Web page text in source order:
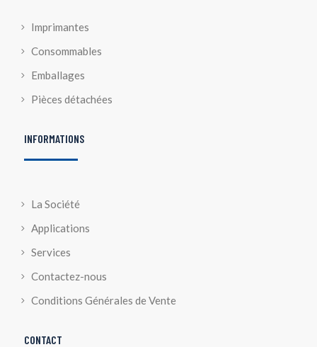
Imprimantes
Consommables
Emballages
Pièces détachées
INFORMATIONS
La Société
Applications
Services
Contactez-nous
Conditions Générales de Vente
CONTACT